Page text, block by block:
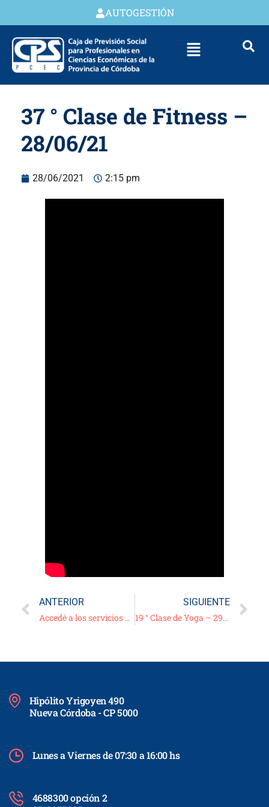
AUTOGESTIÓN
37 ° Clase de Fitness –
28/06/21
28/06/2021 2:15 pm
ANTERIOR
Accedé a los servicios online de la Caja
SIGUIENTE
19 ° Clase de Yoga – 29/06/21
Hipólito Yrigoyen 490
Nueva Córdoba - CP 5000
Lunes a Viernes de 07:30 a 16:00 hs
4688300 opción 2